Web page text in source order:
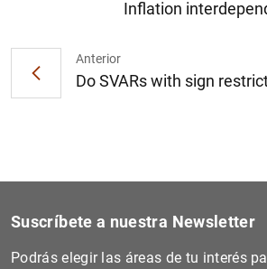
Anterior
Do SVARs with sign
Inflation
Suscríbete a nuestra Newsletter
Podrás elegir las áreas de tu interés